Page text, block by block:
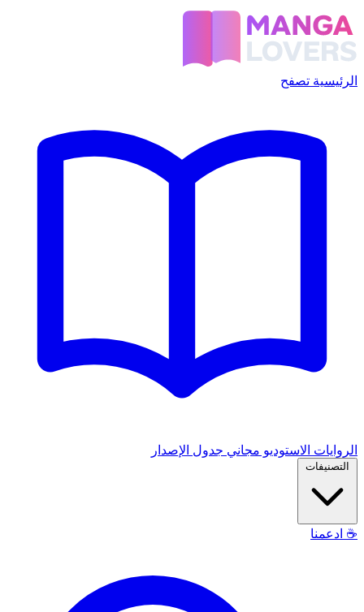
الرئيسية تصفح
الروايات الاستوديو مجاني جدول الإصدار
التصنيفات
☕ ادعمنا